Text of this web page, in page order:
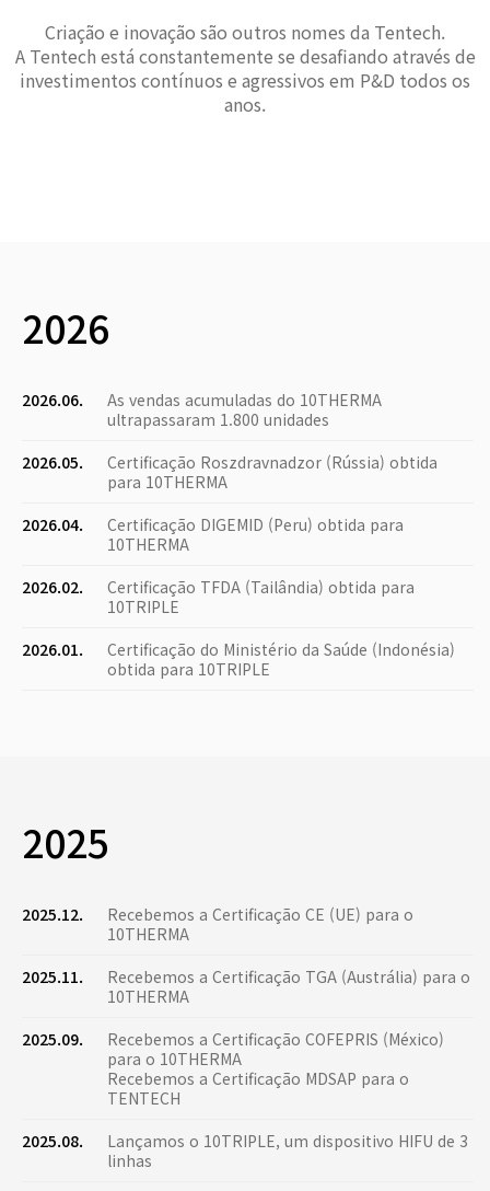
Criação e inovação são outros nomes da Tentech.
A Tentech está constantemente se desafiando através de
investimentos contínuos e agressivos em P&D todos os
anos.
2026
2026.06.
As vendas acumuladas do 10THERMA
ultrapassaram 1.800 unidades
2026.05.
Certificação Roszdravnadzor (Rússia) obtida
para 10THERMA
2026.04.
Certificação DIGEMID (Peru) obtida para
10THERMA
2026.02.
Certificação TFDA (Tailândia) obtida para
10TRIPLE
2026.01.
Certificação do Ministério da Saúde (Indonésia)
obtida para 10TRIPLE
2025
2025.12.
Recebemos a Certificação CE (UE) para o
10THERMA
2025.11.
Recebemos a Certificação TGA (Austrália) para o
10THERMA
2025.09.
Recebemos a Certificação COFEPRIS (México)
para o 10THERMA
Recebemos a Certificação MDSAP para o
TENTECH
2025.08.
Lançamos o 10TRIPLE, um dispositivo HIFU de 3
linhas